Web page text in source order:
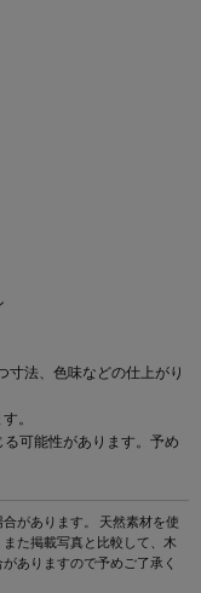
法、色味などの仕上がり
。
可能性があります。予め
があります。 天然素材を使
た掲載写真と比較して、木
ありますので予めご了承く